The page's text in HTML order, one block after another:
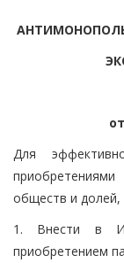
Для
обществ и долей,
1. Внести в
приобретением